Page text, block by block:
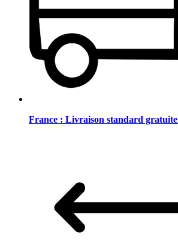
France : Livraison standard gratuite